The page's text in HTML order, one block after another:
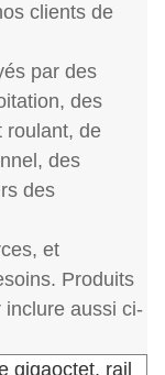
clients de
par des
des
roulant, de
des
des
et
Produits
inclure aussi ci-
gigaoctet, rail